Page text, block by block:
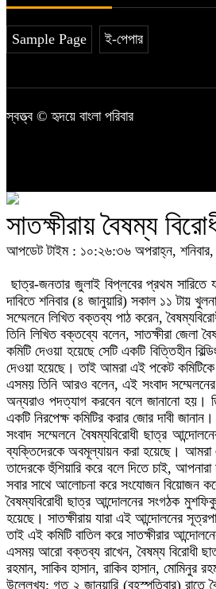
Sample Page ই-পেপার
স্বত্ত্ব © হৃদয়ে বাংলা পরিবার
সাতক্ষীরায় বৈষম্য
আপডেট টাইম : ১০:২৬:৩৬ অপরাহ্ন, শনিবার,
ছাত্র-জনতার জুলাই বিপ্লবের প্রথম সারিতে
দাবিতে শনিবার (৪ জানুয়ারি) সকাল ১১ টায়
সম্মেলনে লিখিত বক্তব্য পাঠ করেন,
তিনি লিখিত বক্তব্যে বলেন, সাতক্ষীরা জেলা
কমিটি দেওয়া হয়েছে সেটি একটি বিত্তিহীন
দেওয়া হয়েছে। তাই আমরা এই পকেট কমিটিকে
এসময় তিনি আরও বলেন, এই সংবাদ
অন্যরাও পদত্যাগ করবেন বলে জানানো হয়।
একটি নিরপেক্ষ কমিটির করার জোর দাবী জানান।
সংবাদ সম্মেলনে বৈষম্যবিরোধী ছাত্র
ব্যক্তিদেরকে অবমূল্যায়ন করা হয়েছে। আমরা
তাদেরকে হুঁশিয়ারি করে বলে দিতে চাই,
সবার সাথে আলোচনা করে সংযোজন বিয়োজন
বৈষম্যবিরোধী ছাত্র আন্দোলনের সংগঠক
হয়েছে। সাতক্ষীরায় যারা এই আন্দোলনের
তাই এই কমিটি বাতিল করে সাতক্ষীরার
এসময় আরো বক্তব্য রাখেন, বৈষম্য বিরোধী
রহমান, সাকিব হাসান, রাকিব হাসান, মোমিনুর
উল্লেখ্য: গত ২ জানুয়ারি (বৃহস্পতিবার)